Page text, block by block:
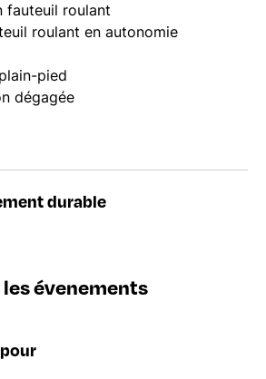
fauteuil roulant
roulant en autonomie
pied
dégagée
durable
évenements